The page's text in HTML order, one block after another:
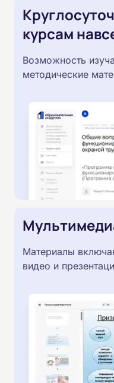
курсам
Возможность
методические
Материалы
видео и